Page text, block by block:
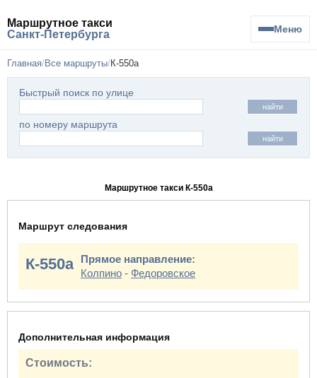
Маршрутное такси
Санкт-Петербурга
Меню
Главная Все маршруты К-550а
Быстрый поиск по улице
найти
по номеру маршрута
найти
Маршрутное такси К-550а
Маршрут следования
К-550а
Прямое направление:
Колпино - Федоровское
Дополнительная информация
Стоимость: